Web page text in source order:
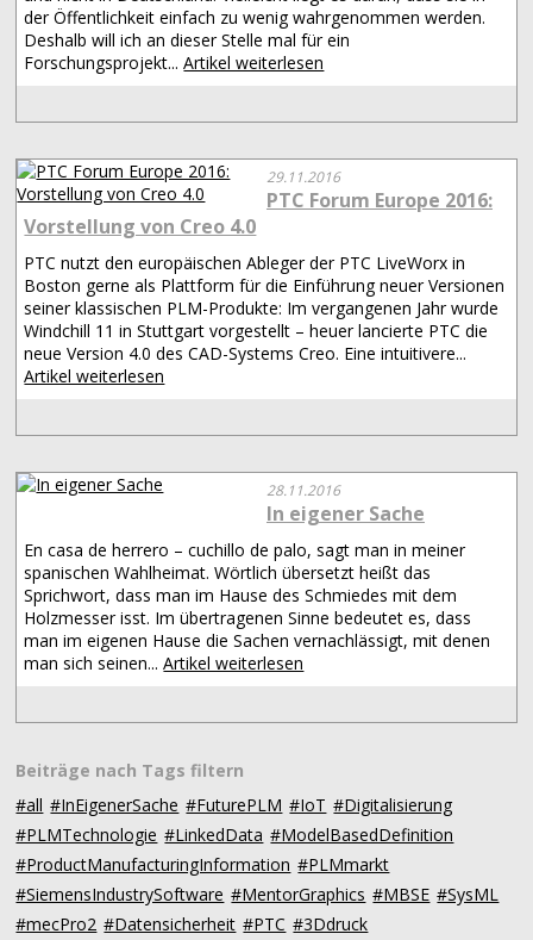
der Öffentlichkeit einfach zu wenig wahrgenommen werden.
Deshalb will ich an dieser Stelle mal für ein
Forschungsprojekt...Artikel weiterlesen
29.11.2016
PTC Forum Europe 2016:
Vorstellung von Creo 4.0
PTC nutzt den europäischen Ableger der PTC LiveWorx in
Boston gerne als Plattform für die Einführung neuer Versionen
seiner klassischen PLM-Produkte: Im vergangenen Jahr wurde
Windchill 11 in Stuttgart vorgestellt – heuer lancierte PTC die
neue Version 4.0 des CAD-Systems Creo. Eine intuitivere...
Artikel weiterlesen
28.11.2016
In eigener Sache
En casa de herrero – cuchillo de palo, sagt man in meiner
spanischen Wahlheimat. Wörtlich übersetzt heißt das
Sprichwort, dass man im Hause des Schmiedes mit dem
Holzmesser isst. Im übertragenen Sinne bedeutet es, dass
man im eigenen Hause die Sachen vernachlässigt, mit denen
man sich seinen...Artikel weiterlesen
Beiträge nach Tags filtern
#all #InEigenerSache #FuturePLM #IoT #Digitalisierung
#PLMTechnologie #LinkedData #ModelBasedDefinition
#ProductManufacturingInformation #PLMmarkt
#SiemensIndustrySoftware #MentorGraphics #MBSE #SysML
#mecPro2 #Datensicherheit #PTC #3Ddruck